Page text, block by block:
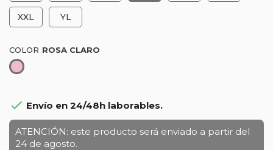
XXL YL
COLOR
Rosa
 Envío en 24/48h laborables.
ATENCIÓN: este producto será enviado a partir del
24 de agosto.